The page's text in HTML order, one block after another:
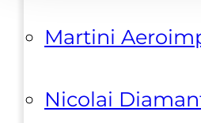
Martini
Nicolai